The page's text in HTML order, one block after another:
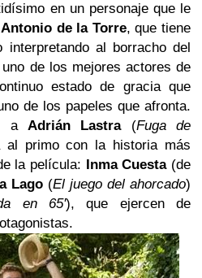
en un personaje que le
Antonio de la Torre, que tiene
interpretando al borracho del
de los mejores actores de
estado de gracia que
de los papeles que afronta.
a Adrián Lastra(Fuga de
al primo con la historia más
la película: Inma Cuesta(de
Lago (El juego del ahorcado)
en 65'), que ejercen de